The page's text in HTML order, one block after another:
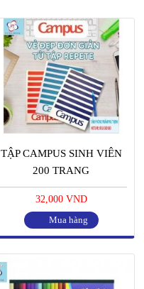
TẬP CAMPUS SINH VIÊN
200 TRANG
32,000 VND
Mua hàng